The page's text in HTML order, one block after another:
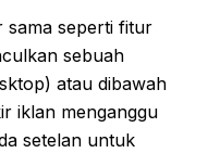
sama seperti fitur
sebuah
atau dibawah
iklan menganggu
setelan untuk